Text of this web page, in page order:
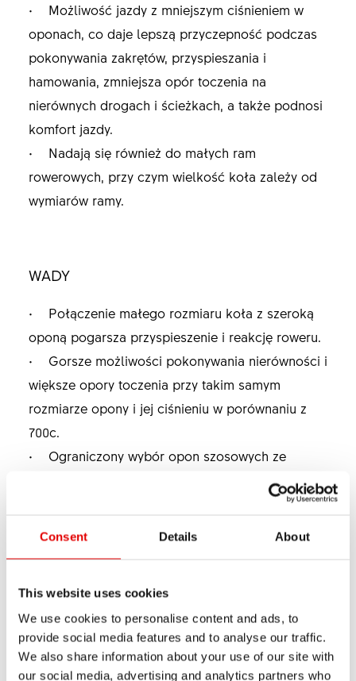
Consent Details About
This website uses cookies
We use cookies to personalise content and ads, to
provide social media features and to analyse our traffic.
We also share information about your use of our site with
our social media, advertising and analytics partners who
• Możliwość jazdy z mniejszym ciśnieniem w
oponach, co daje lepszą przyczepność podczas
pokonywania zakrętów, przyspieszania i
hamowania, zmniejsza opór toczenia na
nierównych drogach i ścieżkach, a także podnosi
komfort jazdy.
• Nadają się również do małych ram
rowerowych, przy czym wielkość koła zależy od
wymiarów ramy.
WADY
• Połączenie małego rozmiaru koła z szeroką
oponą pogarsza przyspieszenie i reakcję roweru.
• Gorsze możliwości pokonywania nierówności i
większe opory toczenia przy takim samym
rozmiarze opony i jej ciśnieniu w porównaniu z
700c.
• Ograniczony wybór opon szosowych ze
Zastosowania:
• Idealne do wyścigów na drogach asfaltowych
• Idealne do współzawodnictwa na drogach